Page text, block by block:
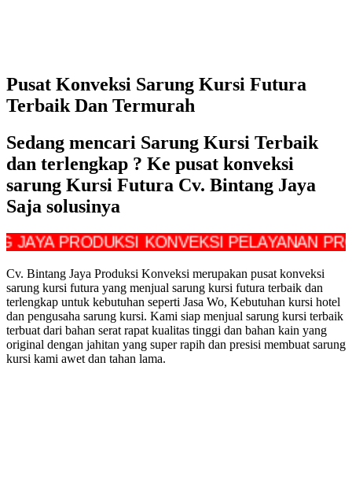
Pusat Konveksi Sarung Kursi Futura
Terbaik Dan Termurah
Sedang mencari Sarung Kursi Terbaik
dan terlengkap ? Ke pusat konveksi
sarung Kursi Futura Cv. Bintang Jaya
Saja solusinya
PRODUKSI KONVEKSI PELAYANAN
Cv. Bintang Jaya Produksi Konveksi merupakan pusat konveksi
sarung kursi futura yang menjual sarung kursi futura terbaik dan
terlengkap untuk kebutuhan seperti Jasa Wo, Kebutuhan kursi hotel
dan pengusaha sarung kursi. Kami siap menjual sarung kursi terbaik
terbuat dari bahan serat rapat kualitas tinggi dan bahan kain yang
original dengan jahitan yang super rapih dan presisi membuat sarung
kursi kami awet dan tahan lama.